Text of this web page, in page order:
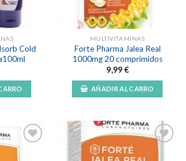
Cold
MULTIVITAMINAS
Forte Pharma Jalea Real
1000mg 20 comprimidos
9,99€
AÑADIR AL CARRO